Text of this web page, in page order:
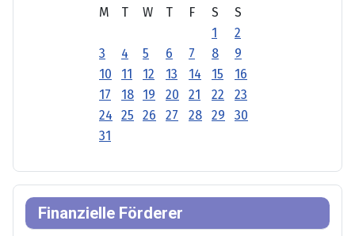
M
T W T F S
S
1
2
3
4 5 6 7 8
9
10
11 12 13 14 15
16
17
18 19 20 21 22
23
24
25 26 27 28 29
30
31
Finanzielle Förderer